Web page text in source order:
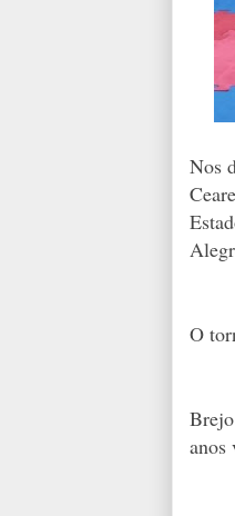
Nos
O
anos